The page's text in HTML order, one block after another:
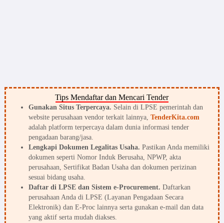
Tips Mendaftar dan Mencari Tender
Gunakan Situs Terpercaya. Selain di LPSE pemerintah dan
website perusahaan vendor terkait lainnya, TenderKita.com
adalah platform terpercaya dalam dunia informasi tender
pengadaan barang/jasa.
Lengkapi Dokumen Legalitas Usaha. Pastikan Anda memiliki
dokumen seperti Nomor Induk Berusaha, NPWP, akta
perusahaan, Sertifikat Badan Usaha dan dokumen perizinan
sesuai bidang usaha.
Daftar di LPSE dan Sistem e-Procurement. Daftarkan
perusahaan Anda di LPSE (Layanan Pengadaan Secara
Elektronik) dan E-Proc lainnya serta gunakan e-mail dan data
yang aktif serta mudah diakses.